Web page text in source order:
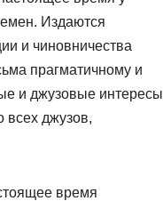
Издаются
и чиновничества
прагматичному и
и джузовые интересы
всех джузов,
время